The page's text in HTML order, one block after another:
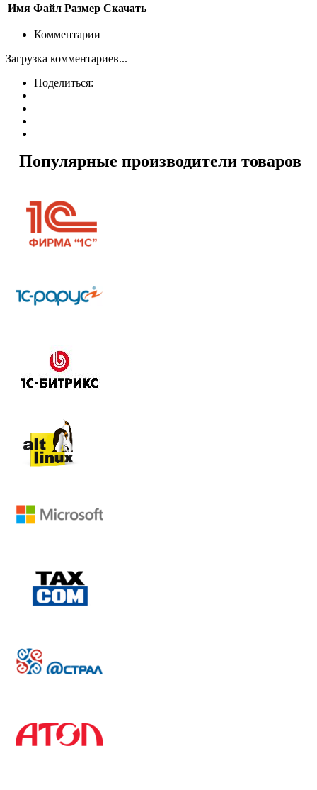
Имя Файл Размер Скачать
Комментарии
Загрузка комментариев...
Поделиться:
Популярные производители товаров